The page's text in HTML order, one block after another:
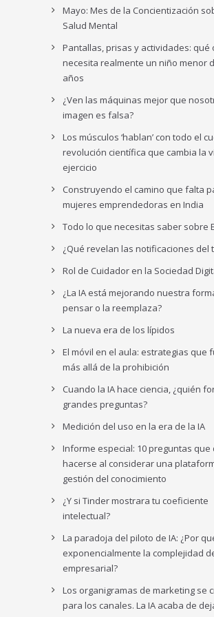
Mayo: Mes de la Concientización
Salud Mental
Pantallas, prisas y actividades: qué
necesita realmente un niño menor
años
¿Ven las máquinas mejor que
imagen es falsa?
Los músculos ‘hablan’ con todo el
revolución científica que cambia la
ejercicio
Construyendo el camino que falta
mujeres emprendedoras en India
Todo lo que necesitas saber sobre
¿Qué revelan las notificaciones del
Rol de Cuidador en la Sociedad
¿La IA está mejorando nuestra
pensar o la reemplaza?
La nueva era de los lípidos
El móvil en el aula: estrategias que
más allá de la prohibición
Cuando la IA hace ciencia, ¿quién
grandes preguntas?
Medición del uso en la era de la IA
Informe especial: 10 preguntas que
hacerse al considerar una
gestión del conocimiento
¿Y si Tinder mostrara tu coeficiente
intelectual?
La paradoja del piloto de IA: ¿Por
exponencialmente la complejidad
empresarial?
Los organigramas de marketing se
para los canales. La IA acaba de